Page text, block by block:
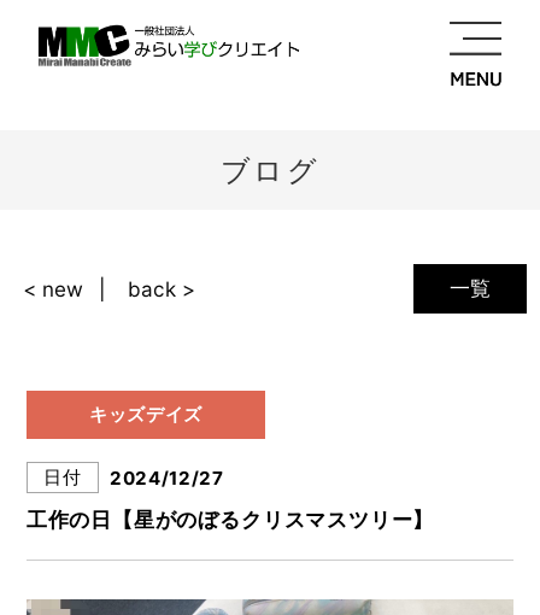
ブログ
一覧
< new back >
キッズデイズ
日付 2024/12/27
工作の日【星がのぼるクリスマスツリー】